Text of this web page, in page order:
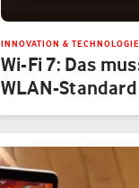
INNOVATION & TECHNOLOGIE
Wi-Fi 7: Das
WLAN-